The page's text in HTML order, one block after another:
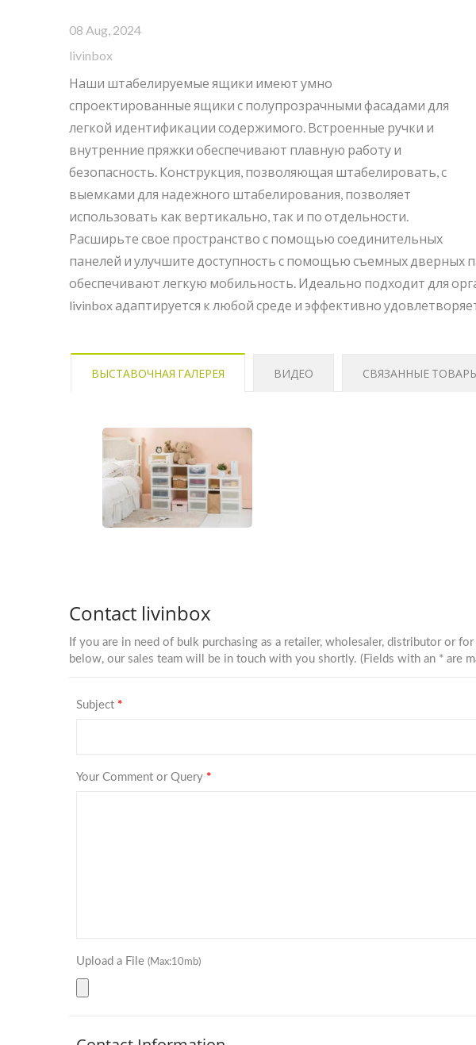
08 Aug, 2024
livinbox
Наши штабелируемые ящики имеют умно
спроектированные ящики с полупрозрачными фасадами для
легкой идентификации содержимого. Встроенные ручки и
внутренние пряжки обеспечивают плавную работу и
безопасность. Конструкция, позволяющая штабелировать, с
выемками для надежного штабелирования, позволяет
использовать как вертикально, так и по отдельности.
Расширьте свое пространство с помощью соединительных
панелей и улучшите доступность с помощью съемных дверных
обеспечивают легкую мобильность. Идеально подходит для
livinbox адаптируется к любой среде и эффективно
ВЫСТАВОЧНАЯ ГАЛЕРЕЯ ВИДЕО СВЯЗАННЫЕ
BuBu-Storage-Bin
Контейнер Для
Pelican